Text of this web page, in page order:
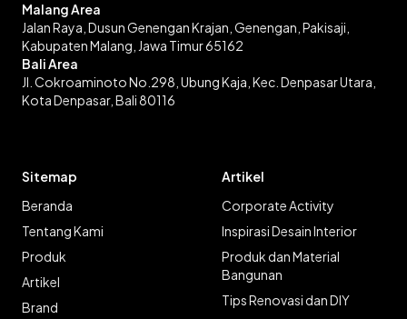
Malang Area
Jalan Raya, Dusun Genengan Krajan, Genengan, Pakisaji,
Kabupaten Malang, Jawa Timur 65162
Bali Area
Jl. Cokroaminoto No.298, Ubung Kaja, Kec. Denpasar Utara,
Kota Denpasar, Bali 80116
Sitemap
Beranda
Tentang Kami
Produk
Artikel
Brand
Artikel
Corporate Activity
Inspirasi Desain Interior
Produk dan Material
Bangunan
Tips Renovasi dan DIY